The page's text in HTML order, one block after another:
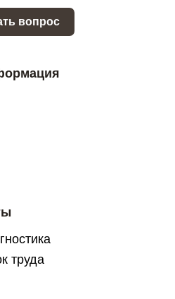
труда
вопрос